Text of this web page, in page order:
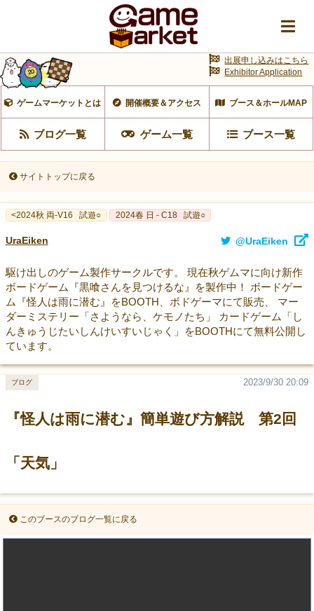
ゲームマーケットとは 開催概要＆アクセス ブース＆ホールMAP
ブログ一覧 ゲーム一覧 ブース一覧
出展申し込みはこちら
Exhibitor Application
サイトトップに戻る
<2024秋 両-V16 試遊○ 2024春 日 - C18 試遊○
UraEiken @UraEiken
駆け出しのゲーム製作サークルです。 現在秋ゲムマに向け新作
ボードゲーム『黒喰さんを見つけるな』を製作中！ ボードゲー
ム『怪人は雨に潜む』をBOOTH、ボドゲーマにて販売、 マー
ダーミステリー「さようなら、ケモノたち」 カードゲーム「し
んきゅうじたいしんけいすいじゃく」をBOOTHにて無料公開し
ています。
『怪人は雨に潜む』簡単遊び方解説 第2回
「天気」
2023/9/30 20:09
ブログ
このブースのブログ一覧に戻る